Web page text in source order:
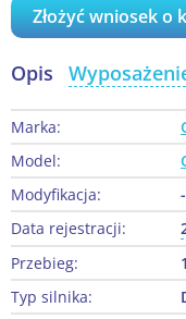
Złożyć wniosek o
Opis
Marka:
Model:
Modyfikacja:
-
Data rejestracji:
Przebieg:
Typ silnika: